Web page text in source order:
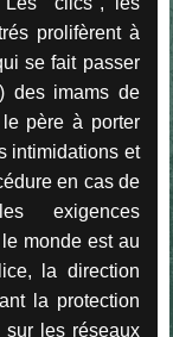
prolifèrent à
se fait passer
des imams de
père à porter
intimidations et
en cas de
exigences
monde est au
la direction
la protection
sur les réseaux